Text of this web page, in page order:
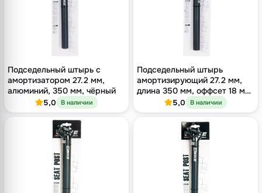
Подседельный штырь с
амортизатором 27.2 мм,
алюминий, 350 мм, чёрный
5,0 В наличии
Подседельный штырь
амортизирующий 27.2 мм,
длина 350 мм, оффсет 18 мм,
одноболтовый, чёрный
5,0 В наличии